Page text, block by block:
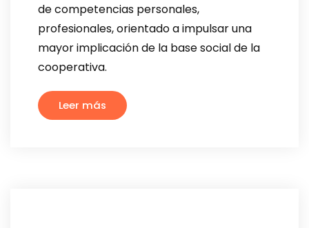
de competencias personales,
profesionales, orientado a impulsar una
mayor implicación de la base social de la
cooperativa.
Leer más